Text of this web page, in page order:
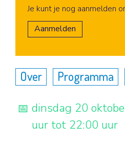
Aanmelden
Je kunt je nog aanmelden
Aanmelden
Over Programma
dinsdag 20
uur tot 22:00 uur